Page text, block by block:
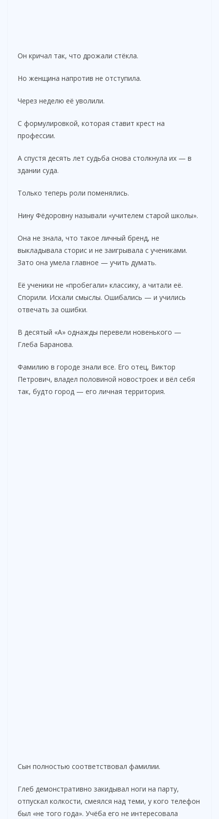
Он кричал так, что дрожали стёкла.
Но женщина напротив не отступила.
Через неделю её уволили.
С формулировкой, которая ставит крест на
профессии.
А спустя десять лет судьба снова столкнула их — в
здании суда.
Только теперь роли поменялись.
Нину Фёдоровну называли «учителем старой школы».
Она не знала, что такое личный бренд, не
выкладывала сторис и не заигрывала с учениками.
Зато она умела главное — учить думать.
Её ученики не «пробегали» классику, а читали её.
Спорили. Искали смыслы. Ошибались — и учились
отвечать за ошибки.
В десятый «А» однажды перевели новенького —
Глеба Баранова.
Фамилию в городе знали все. Его отец, Виктор
Петрович, владел половиной новостроек и вёл себя
так, будто город — его личная территория.
Сын полностью соответствовал фамилии.
Глеб демонстративно закидывал ноги на парту,
отпускал колкости, смеялся над теми, у кого телефон
был «не того года». Учёба его не интересовала